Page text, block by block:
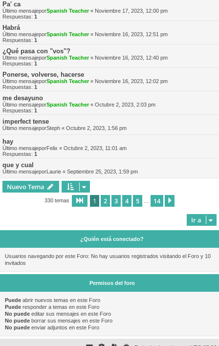
Pa' ca
Último mensajeporSpanish Teacher« Noviembre 17, 2023, 12:00 pm
Respuestas: 1
Habrá
Último mensajeporSpanish Teacher« Noviembre 16, 2023, 12:51 pm
Respuestas: 1
¿Qué pasa con "vos"?
Último mensajeporSpanish Teacher« Noviembre 16, 2023, 12:40 pm
Respuestas: 1
Ponerse, volverse, hacerse
Último mensajeporSpanish Teacher« Noviembre 16, 2023, 12:02 pm
Respuestas: 1
me desayuno
Último mensajeporSpanish Teacher« Octubre 2, 2023, 2:03 pm
Respuestas: 1
imperfect tense
Último mensajeporSteph « Octubre 2, 2023, 1:56 pm
hay
Último mensajeporFelix « Octubre 2, 2023, 11:01 am
Respuestas: 1
que y cual
Último mensajeporLaurie « Septiembre 25, 2023, 1:59 pm
Nuevo Tema
330 temas Página de 14
1 2 3 4 5 14
Ir a
¿Quién está conectado?
Usuarios navegando por este Foro: No hay usuarios registrados visitando el Foro y 10
invitados
Permisos del foro
Puede abrir nuevos temas en este Foro
Puede responder a temas en este Foro
No puede editar sus mensajes en este Foro
No puede borrar sus mensajes en este Foro
No puede enviar adjuntos en este Foro